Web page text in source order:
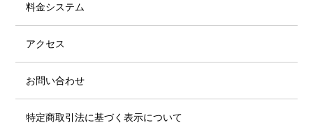
料金システム
アクセス
お問い合わせ
特定商取引法に基づく表示について